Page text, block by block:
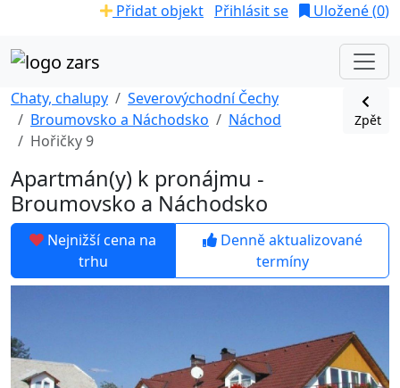
Přidat objekt Přihlásit se Uložené (0)
Chaty, chalupy
Severovýchodní Čechy
Broumovsko a Náchodsko
Náchod
Hořičky 9
Zpět
Apartmán(y) k pronájmu -
Broumovsko a Náchodsko
Nejnižší cena na
trhu
Denně aktualizované
termíny